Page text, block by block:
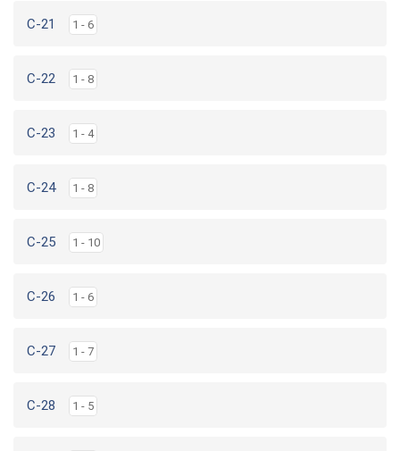
C-21 1 - 6
C-22 1 - 8
C-23 1 - 4
C-24 1 - 8
C-25 1 - 10
C-26 1 - 6
C-27 1 - 7
C-28 1 - 5